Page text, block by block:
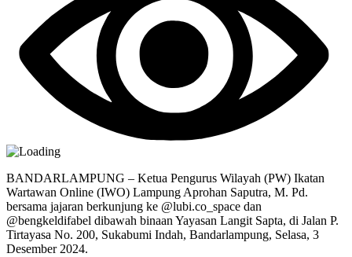
BANDARLAMPUNG – Ketua Pengurus Wilayah (PW) Ikatan
Wartawan Online (IWO) Lampung Aprohan Saputra, M. Pd.
bersama jajaran berkunjung ke @lubi.co_space dan
@bengkeldifabel dibawah binaan Yayasan Langit Sapta, di Jalan P.
Tirtayasa No. 200, Sukabumi Indah, Bandarlampung, Selasa, 3
Desember 2024.